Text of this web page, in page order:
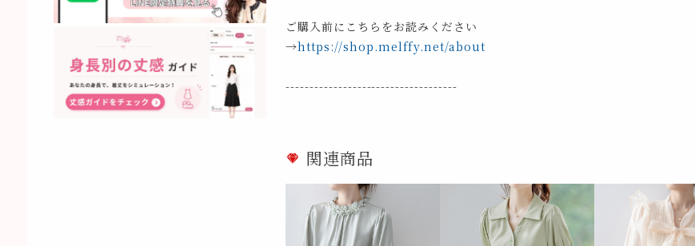
ご購入前にこちらをお読みください
→https://shop.melffy.net/about
------------------------------------
関連商品